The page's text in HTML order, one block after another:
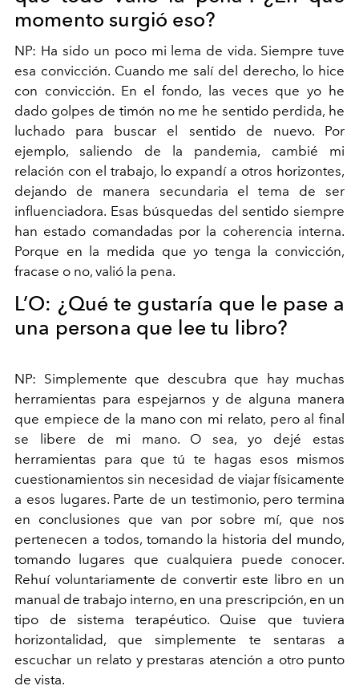
momento surgió eso?
NP: Ha sido un poco mi lema de vida. Siempre tuve
esa convicción. Cuando me salí del derecho, lo hice
con convicción. En el fondo, las veces que yo he
dado golpes de timón no me he sentido perdida, he
luchado para buscar el sentido de nuevo. Por
ejemplo, saliendo de la pandemia, cambié mi
relación con el trabajo, lo expandí a otros horizontes,
dejando de manera secundaria el tema de ser
influenciadora. Esas búsquedas del sentido siempre
han estado comandadas por la coherencia interna.
Porque en la medida que yo tenga la convicción,
fracase o no, valió la pena.
L’O: ¿Qué te gustaría que le pase a
una persona que lee tu libro?
NP: Simplemente que descubra que hay muchas
herramientas para espejarnos y de alguna manera
que empiece de la mano con mi relato, pero al final
se libere de mi mano. O sea, yo dejé estas
herramientas para que tú te hagas esos mismos
cuestionamientos sin necesidad de viajar físicamente
a esos lugares. Parte de un testimonio, pero termina
en conclusiones que van por sobre mí, que nos
pertenecen a todos, tomando la historia del mundo,
tomando lugares que cualquiera puede conocer.
Rehuí voluntariamente de convertir este libro en un
manual de trabajo interno, en una prescripción, en un
tipo de sistema terapéutico. Quise que tuviera
horizontalidad, que simplemente te sentaras a
escuchar un relato y prestaras atención a otro punto
de vista.